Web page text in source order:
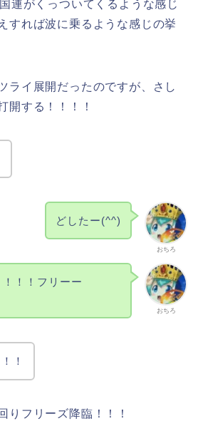
連がくっついてくるような感じ
すれば波に乗るような感じの挙
ライ展開だったのですが、さし
開する！！！！
おちろ
どしたー(^^)
おちろ
！！！フリーー
！
りフリーズ降臨！！！